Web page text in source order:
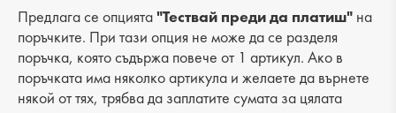
Лицев материал: еко кожа
Предлага се опцията"Тествай преди да платиш" на
поръчките. При тази опция не може да се разделя
поръчка, която съдържа повече от 1 артикул. Ако в
поръчката има няколко артикула и желаете да върнете
някой от тях, трябва да заплатите сумата за цялата